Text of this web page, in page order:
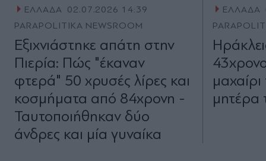
ΕΛΛΑΔΑ 02.07.2026 14:39
PARAPOLITIKA NEWSROOM
Εξιχνιάστηκε απάτη στην
Πιερία: Πώς "έκαναν
φτερά" 50 χρυσές λίρες και
κοσμήματα από 84χρονη -
Ταυτοποιήθηκαν δύο
άνδρες και μία γυναίκα
ΕΛΛΑΔΑ
μητέρα